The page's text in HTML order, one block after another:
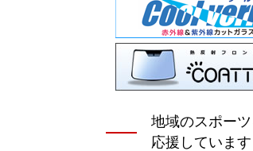
地域のスポーツ
応援しています